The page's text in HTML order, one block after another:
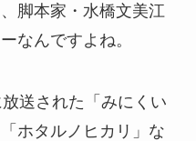
脚本家・水橋文美江
なんですよね。
送された「みにくい
ホタルノヒカリ」な